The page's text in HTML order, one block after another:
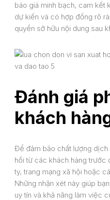
báo giá minh bạch, cam kết
dự kiến và có hợp đồng rõ
quyền sở hữu nội dung sau
Đánh giá
khách
Để đảm bảo chất lượng dịch
hồi từ các khách hàng
ty, trang mạng xã hội hoặc
Những nhận xét này giúp
uy tín và khả năng làm việc